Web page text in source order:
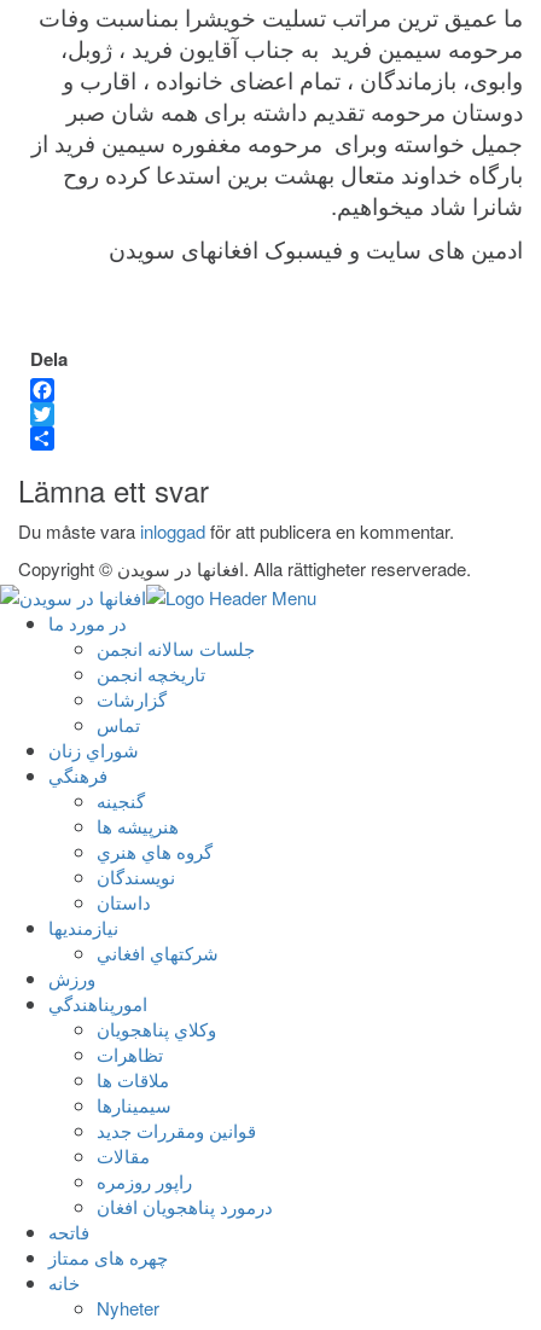
ما عمیق ترین مراتب تسلیت خویشرا بمناسبت وفات
مرحومه سیمین فرید به جناب آقایون فريد ، ژوبل،
وابوی، بازماندگان ، تمام اعضای خانواده ، اقارب و
دوستان مرحومه تقدیم داشته برای همه شان صبر
جمیل خواسته وبرای مرحومه مغفوره سیمین فرید از
بارگاه خداوند متعال بهشت برین استدعا کرده روح
شانرا شاد میخواهیم.
ادمین های سایت و فیسبوک افغانهای سویدن
Dela
Facebook
Twitter
Lämna ett svar
Du måste vara inloggadför att publicera en kommentar.
Copyright © افغانها در سویدن. Alla rättigheter reserverade.
در مورد ما
جلسات سالانه انجمن
تاریخچه انجمن
گزارشات
تماس
شوراي زنان
فرهنگي
گنجينه
هنرپيشه ها
گروه هاي هنري
نويسندگان
داستان
نيازمنديها
شرکتهاي افغاني
ورزش
امورپناهندگي
وکلاي پناهجويان
تظاهرات
ملاقات ها
سيمينارها
قوانين ومقررات جديد
مقالات
راپور روزمره
درمورد پناهجويان افغان
فاتحه
چهره های ممتاز
خانه
Nyheter